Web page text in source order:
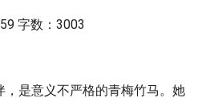
字数：3003
是意义不严格的青梅竹马。她